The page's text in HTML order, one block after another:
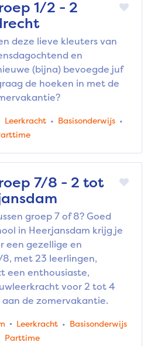
1/2 - 2
deze lieve kleuters van
en
(bijna) bevoegde juf
de hoeken in met de
Leerkracht
Basisonderwijs
7/8 - 2 tot
groep 7 of 8? Goed
in Heerjansdam krijg je
een gezellige en
met 23 leerlingen,
een enthousiaste,
voor 2 tot 4
de zomervakantie.
Leerkracht
Basisonderwijs
Parttime